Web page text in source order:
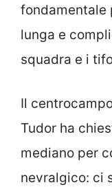
fondamentale
lunga e
squadra e i
Il
Tudor ha
mediano per
nevralgico: ci